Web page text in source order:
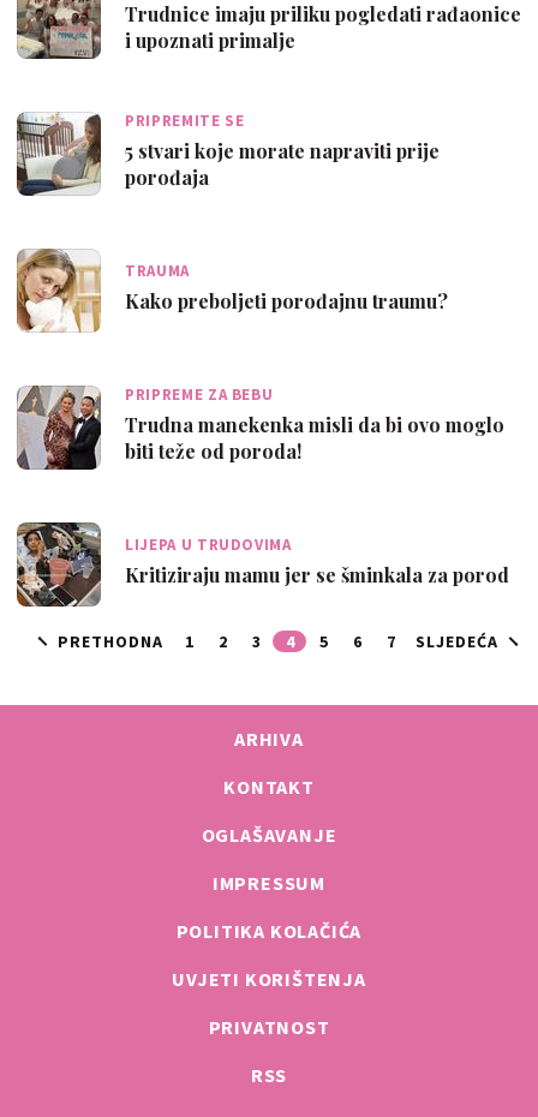
Trudnice imaju priliku pogledati rađaonice
i upoznati primalje
PRIPREMITE SE
5 stvari koje morate napraviti prije
porođaja
TRAUMA
Kako preboljeti porođajnu traumu?
PRIPREME ZA BEBU
Trudna manekenka misli da bi ovo moglo
biti teže od poroda!
LIJEPA U TRUDOVIMA
Kritiziraju mamu jer se šminkala za porod
PRETHODNA 1 2 3 4 5 6 7 SLJEDEĆA
ARHIVA
KONTAKT
OGLAŠAVANJE
IMPRESSUM
POLITIKA KOLAČIĆA
UVJETI KORIŠTENJA
PRIVATNOST
RSS